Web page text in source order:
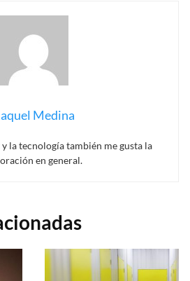
Medina
la tecnología también me gusta la
en general.